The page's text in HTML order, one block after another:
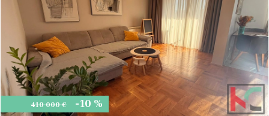
410 000 € -10 %